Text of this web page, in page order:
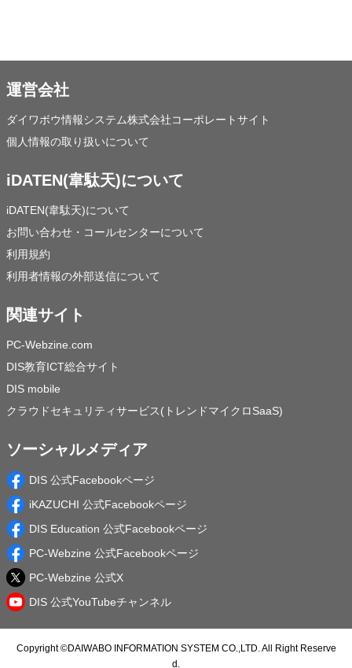
運営会社
ダイワボウ情報システム株式会社コーポレートサイト
個人情報の取り扱いについて
iDATEN(韋駄天)について
iDATEN(韋駄天)について
お問い合わせ・コールセンターについて
利用規約
利用者情報の外部送信について
関連サイト
PC-Webzine.com
DIS教育ICT総合サイト
DIS mobile
クラウドセキュリティサービス(トレンドマイクロSaaS)
ソーシャルメディア
DIS 公式Facebookページ
iKAZUCHI 公式Facebookページ
DIS Education 公式Facebookページ
PC-Webzine 公式Facebookページ
PC-Webzine 公式X
DIS 公式YouTubeチャンネル
Copyright ©DAIWABO INFORMATION SYSTEM CO.,LTD. All Right Reserve
d.